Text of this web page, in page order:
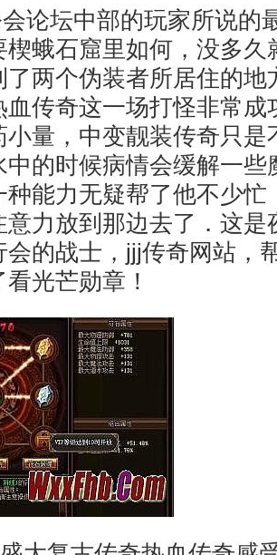
论坛中部的玩家所说的
楔蛾石窟里如何，没多久
了两个伪装者所居住的地
血传奇这一场打怪非常成
小量，中变靓装传奇只是
中的时候病情会缓解一些
种能力无疑帮了他不少忙
意力放到那边去了．这是
会的战士，jjj传奇网站，
光芒勋章！